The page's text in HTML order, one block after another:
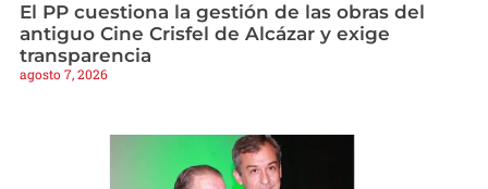
El PP cuestiona la gestión de las obras del
antiguo Cine Crisfel de Alcázar y exige
transparencia
agosto 7, 2026